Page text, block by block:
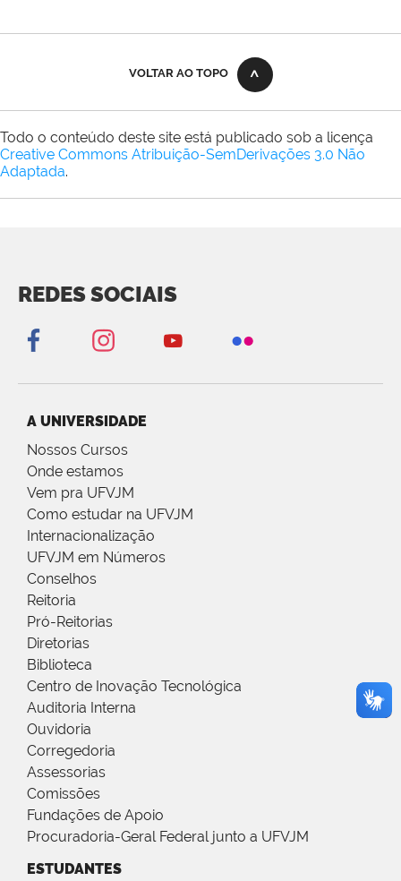
VOLTAR AO TOPO
Todo o conteúdo deste site está publicado sob a licença
Creative Commons Atribuição-SemDerivações 3.0 Não
Adaptada.
REDES SOCIAIS
A UNIVERSIDADE
Nossos Cursos
Onde estamos
Vem pra UFVJM
Como estudar na UFVJM
Internacionalização
UFVJM em Números
Conselhos
Reitoria
Pró-Reitorias
Diretorias
Biblioteca
Centro de Inovação Tecnológica
Auditoria Interna
Ouvidoria
Corregedoria
Assessorias
Comissões
Fundações de Apoio
Procuradoria-Geral Federal junto a UFVJM
ESTUDANTES